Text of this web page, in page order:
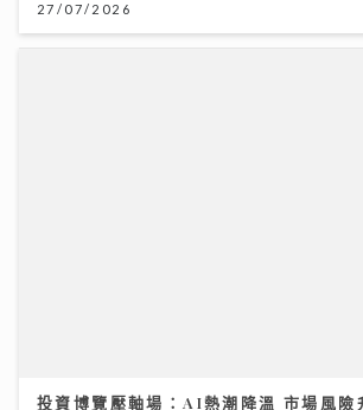
27/07/2026
投資博覽壓軸場：AI熱潮降溫 市場風險